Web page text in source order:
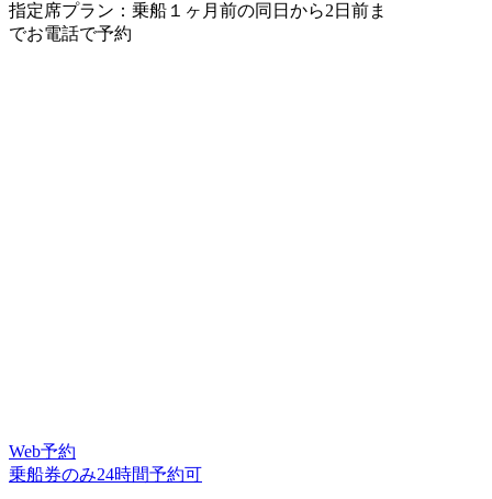
指定席プラン：乗船１ヶ月前の同日から2日前ま
でお電話で予約
Web予約
乗船券のみ24時間予約可